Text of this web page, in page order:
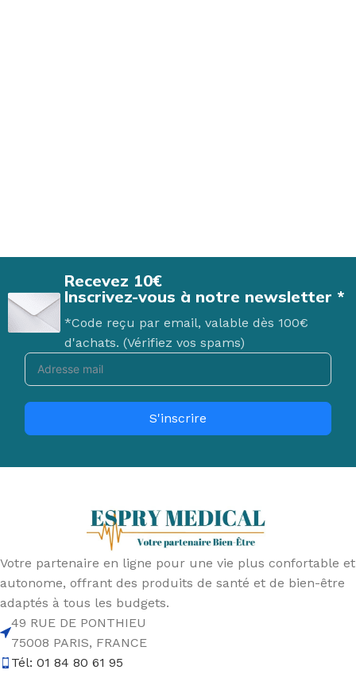
Recevez 10€
Inscrivez-vous à notre newsletter *
*Code reçu par email, valable dès 100€
d'achats. (Vérifiez vos spams)
S'inscrire
Votre partenaire en ligne pour une vie plus confortable et
autonome, offrant des produits de santé et de bien-être
adaptés à tous les budgets.
49 RUE DE PONTHIEU
75008 PARIS, FRANCE
Tél: 01 84 80 61 95